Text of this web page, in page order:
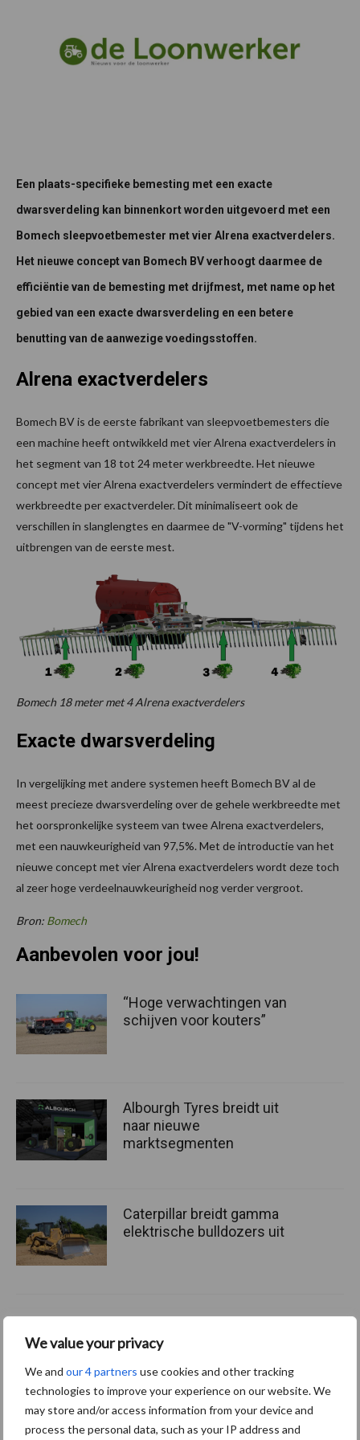
We value your privacy
We and our 4 partners use cookies and other tracking
technologies to improve your experience on our website. We
may store and/or access information from your device and
process the personal data, such as your IP address and
Een plaats-specifieke bemesting met een exacte
dwarsverdeling kan binnenkort worden uitgevoerd met een
Bomech sleepvoetbemester met vier Alrena exactverdelers.
Het nieuwe concept van Bomech BV verhoogt daarmee de
efficiëntie van de bemesting met drijfmest, met name op het
gebied van een exacte dwarsverdeling en een betere
benutting van de aanwezige voedingsstoffen.
Alrena exactverdelers
Bomech BV is de eerste fabrikant van sleepvoetbemesters die
een machine heeft ontwikkeld met vier Alrena exactverdelers in
het segment van 18 tot 24 meter werkbreedte. Het nieuwe
concept met vier Alrena exactverdelers vermindert de effectieve
werkbreedte per exactverdeler. Dit minimaliseert ook de
verschillen in slanglengtes en daarmee de "V-vorming" tijdens het
uitbrengen van de eerste mest.
Bomech 18 meter met 4 Alrena exactverdelers
Exacte dwarsverdeling
In vergelijking met andere systemen heeft Bomech BV al de
meest precieze dwarsverdeling over de gehele werkbreedte met
het oorspronkelijke systeem van twee Alrena exactverdelers,
met een nauwkeurigheid van 97,5%. Met de introductie van het
nieuwe concept met vier Alrena exactverdelers wordt deze toch
al zeer hoge verdeelnauwkeurigheid nog verder vergroot.
Bron: Bomech
Aanbevolen voor jou!
“Hoge verwachtingen van
schijven voor kouters”
Albourgh Tyres breidt uit
naar nieuwe
marktsegmenten
Caterpillar breidt gamma
elektrische bulldozers uit
Themapagina's
Bemesting Gewas & ruwvoer Loonwerk